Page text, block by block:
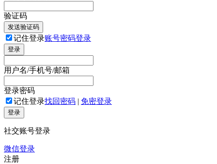
验证码
发送验证码
记住登录账号密码登录
登录
用户名/手机号/邮箱
登录密码
记住登录找回密码 | 免密登录
登录
社交账号登录
微信登录
注册